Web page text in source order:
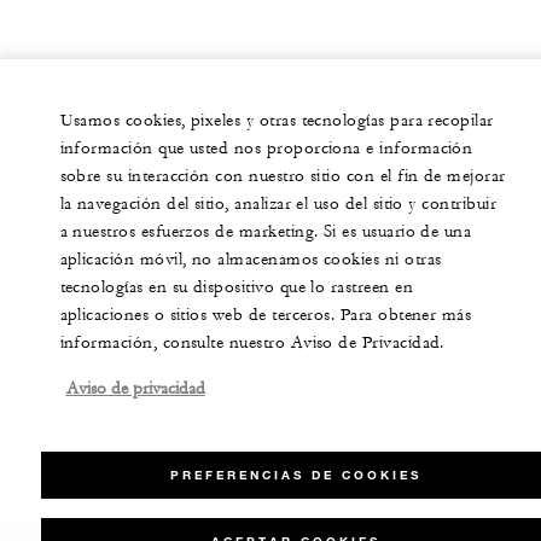
Usamos cookies, pixeles y otras tecnologías para recopilar
información que usted nos proporciona e información
sobre su interacción con nuestro sitio con el fin de mejorar
la navegación del sitio, analizar el uso del sitio y contribuir
a nuestros esfuerzos de marketing. Si es usuario de una
aplicación móvil, no almacenamos cookies ni otras
tecnologías en su dispositivo que lo rastreen en
aplicaciones o sitios web de terceros. Para obtener más
información, consulte nuestro Aviso de Privacidad.
Aviso de privacidad
PREFERENCIAS DE COOKIES